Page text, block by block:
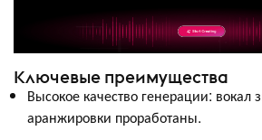
Ключевые преимущества
Высокое качество генерации: вокал
аранжировки проработаны.